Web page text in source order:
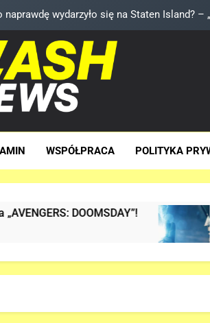
TA scena powróci w „AVENGERS:
szczegóły sceny z modlitwą Thora do
5. sezon „THE WITCHER” na
naprawdę wydarzyło się na Staten Island? –
TA scena powróci w „AVENGERS:
WSPÓŁPRACA POLITYKA
Już JEST!
3 Tygodnie Temu